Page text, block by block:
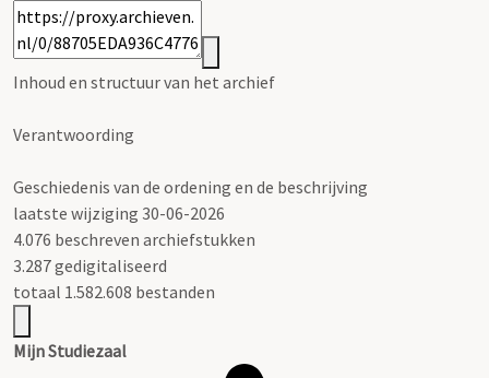
Inhoud en structuur van het archief
Verantwoording
Geschiedenis van de ordening en de beschrijving
laatste wijziging 30-06-2026
4.076 beschreven archiefstukken
3.287 gedigitaliseerd
totaal 1.582.608 bestanden
Mijn Studiezaal